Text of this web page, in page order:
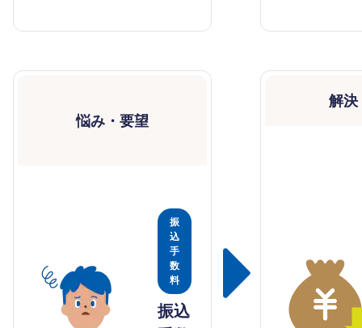
悩み・要望
振
込
手
数
料
振込
解決